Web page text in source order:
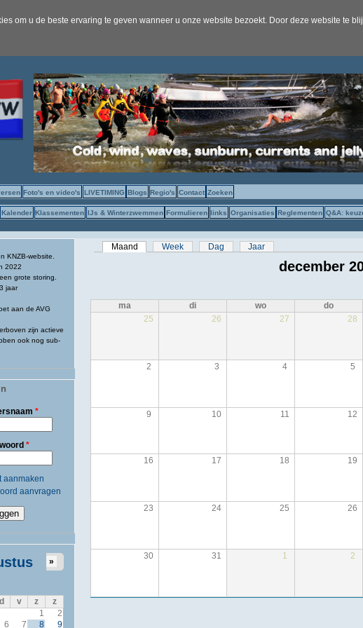
om u de beste ervaring te geven wanneer u onze website bezoekt. Door deze website te
Foto's en video's LIVETIMING Blogs Regio's Contact Zoeken
Kalender Klassementen IJs & Winterzwemmen Formulieren links Organisaties Reglementen Q&A:
KNZB-website.
2022
grote storing.
jaar
aan de AVG
zijn actieve
ook nog sub-
*
*
aanmaken
aanvragen
»
d v z
z
1
2
6 7 8
9
Primaire tabs
Maand (actieve tabblad)
Week Dag Jaar
december
ma di wo do
25
26 27 28
2 3 4 5
9 10 11 12
16 17 18 19
23 24 25 26
30 31 1 2